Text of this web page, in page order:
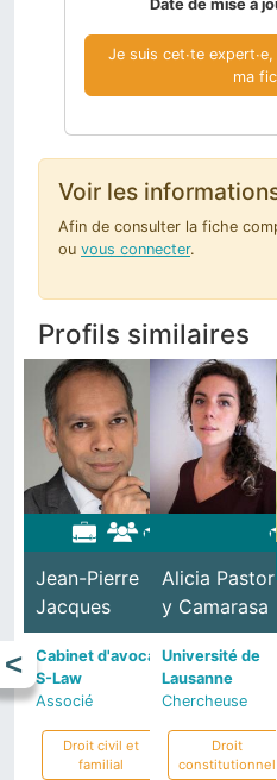
Date de mise à
Je suis cet∙te
ma
Voir les
Afin de consulter la fiche
ou vous connecter.
Profils similaires
Jean-Pierre
Jacques
Cabinet d'avocat
S-Law
Associé
Droit civil et
familial
Alicia Pastor
y Camarasa
Université de
Lausanne
Chercheuse
Droit
constitutionnel
Stéphanie
Wattier
Université de Namur
Professeure
Droit
constitutionnel
Amélie
UNamur
Assistante
Chargée